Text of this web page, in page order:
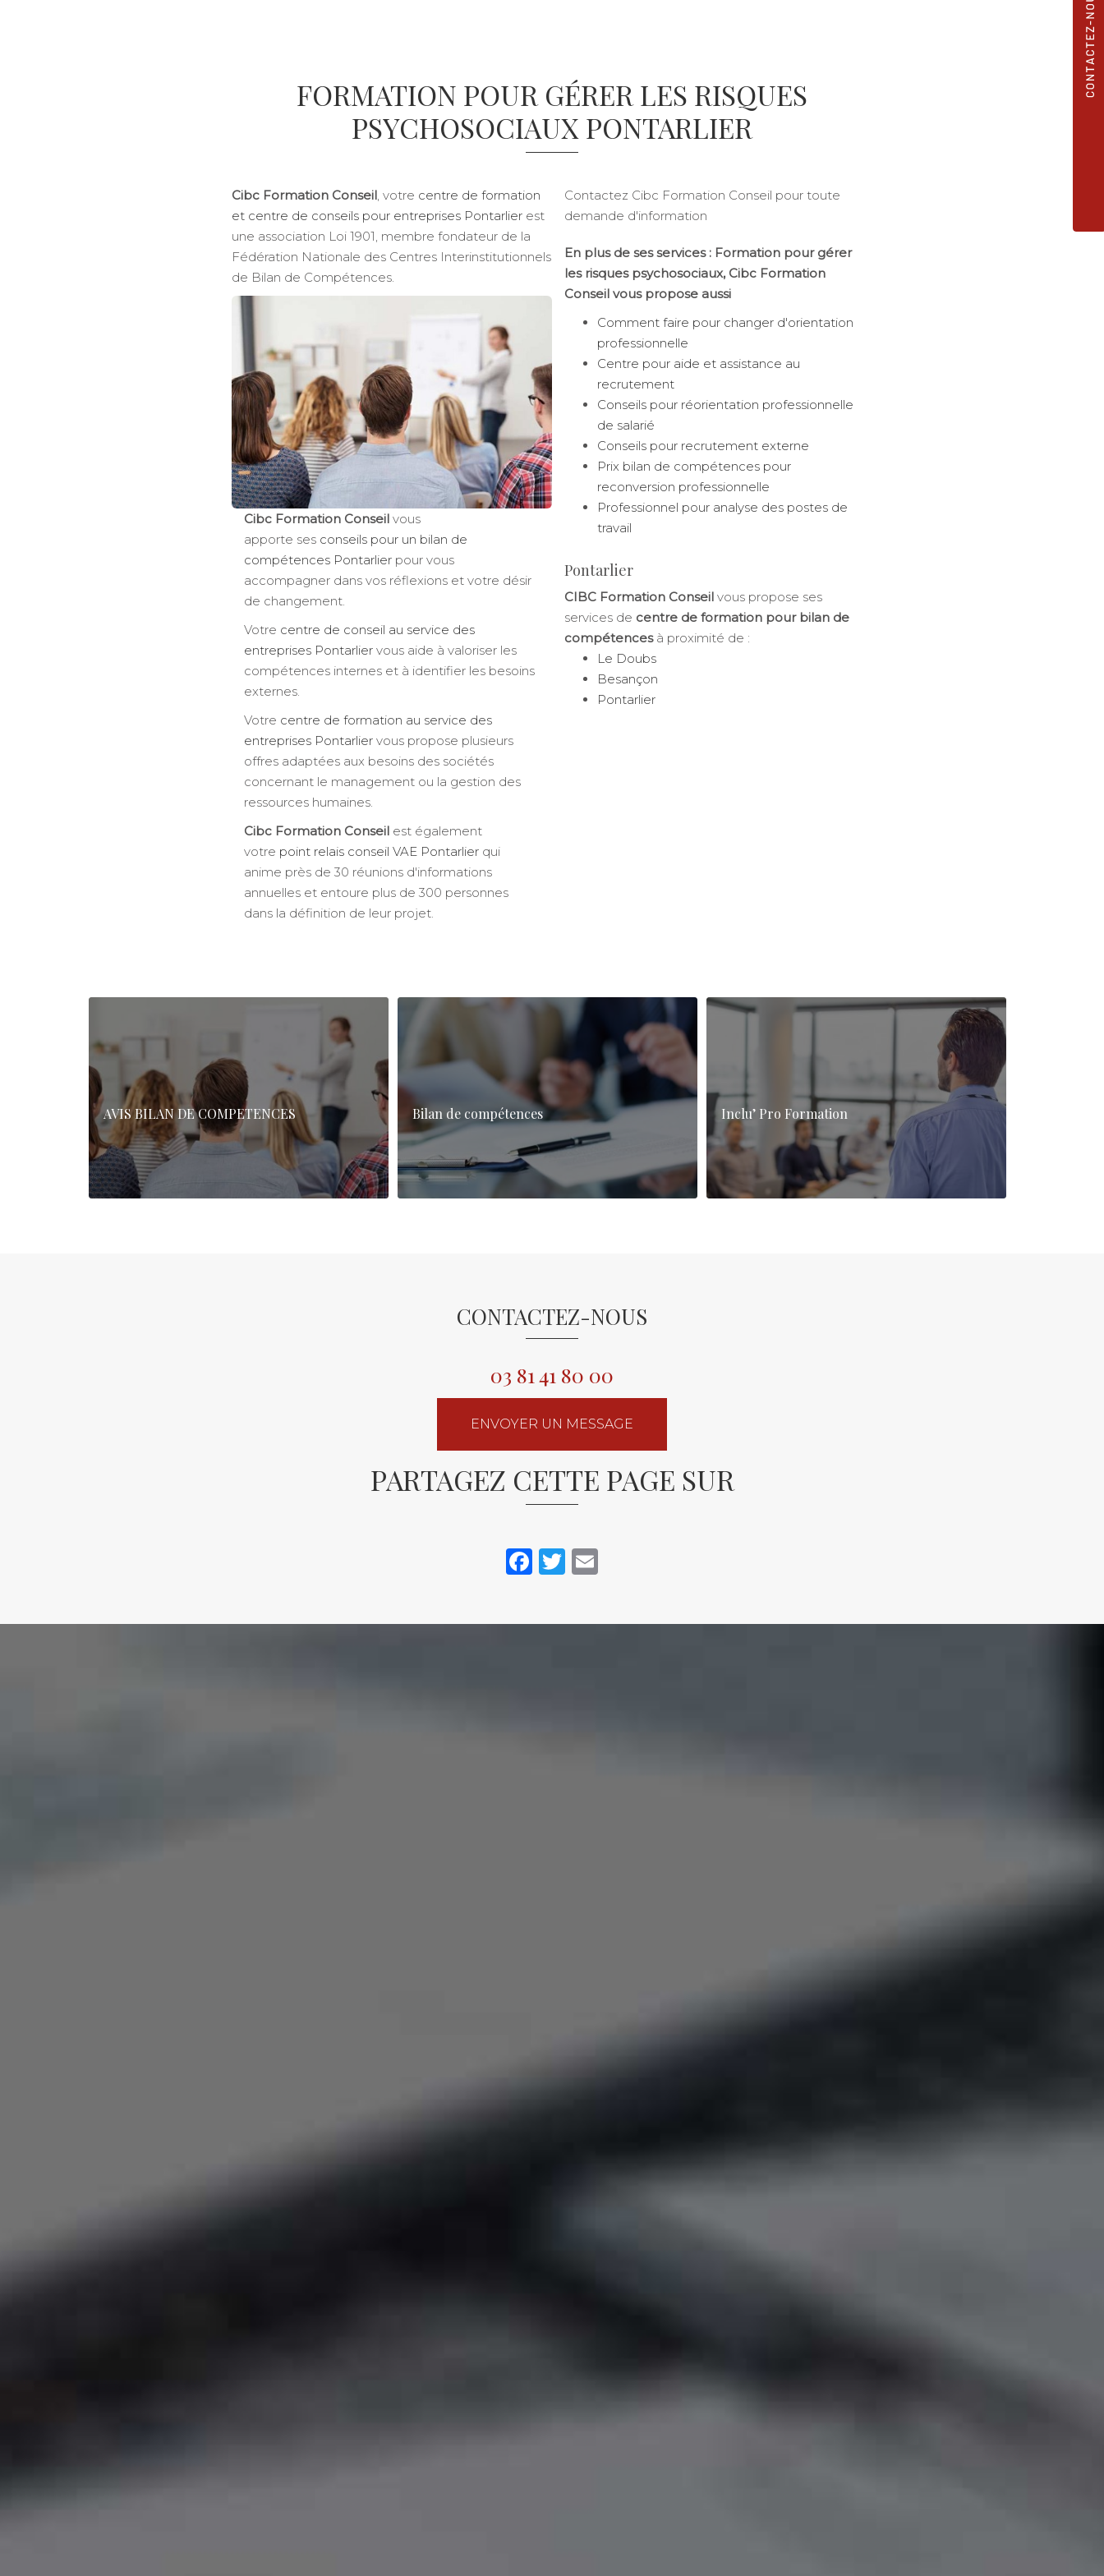
FORMATION POUR GÉRER LES RISQUES
PSYCHOSOCIAUX PONTARLIER
Cibc Formation Conseil, votre centre de formation
et centre de conseils pour entreprises Pontarlier est
une association Loi 1901, membre fondateur de la
Fédération Nationale des Centres Interinstitutionnels
de Bilan de Compétences.
Cibc Formation Conseil vous
apporte ses conseils pour un bilan de
compétences Pontarlier pour vous
accompagner dans vos réflexions et votre désir
de changement.
Votre centre de conseil au service des
entreprises Pontarlier vous aide à valoriser les
compétences internes et à identifier les besoins
externes.
Votre centre de formation au service des
entreprises Pontarlier vous propose plusieurs
offres adaptées aux besoins des sociétés
concernant le management ou la gestion des
ressources humaines.
Cibc Formation Conseil est également
votre point relais conseil VAE Pontarlier qui
anime près de 30 réunions d'informations
annuelles et entoure plus de 300 personnes
dans la définition de leur projet.
Contactez Cibc Formation Conseil pour toute
demande d'information
En plus de ses services : Formation pour gérer
les risques psychosociaux, Cibc Formation
Conseil vous propose aussi
Comment faire pour changer d'orientation
professionnelle
Centre pour aide et assistance au
recrutement
Conseils pour réorientation professionnelle
de salarié
Conseils pour recrutement externe
Prix bilan de compétences pour
reconversion professionnelle
Professionnel pour analyse des postes de
travail
Pontarlier
CIBC Formation Conseil vous propose ses
services de centre de formation pour bilan de
compétencesà proximité de :
Le Doubs
Besançon
Pontarlier
AVIS BILAN DE COMPETENCES Bilan de compétences Inclu’ Pro Formation
CONTACTEZ-NOUS
03 81 41 80 00
ENVOYER UN MESSAGE
PARTAGEZ CETTE PAGE SUR
Facebook
Twitter